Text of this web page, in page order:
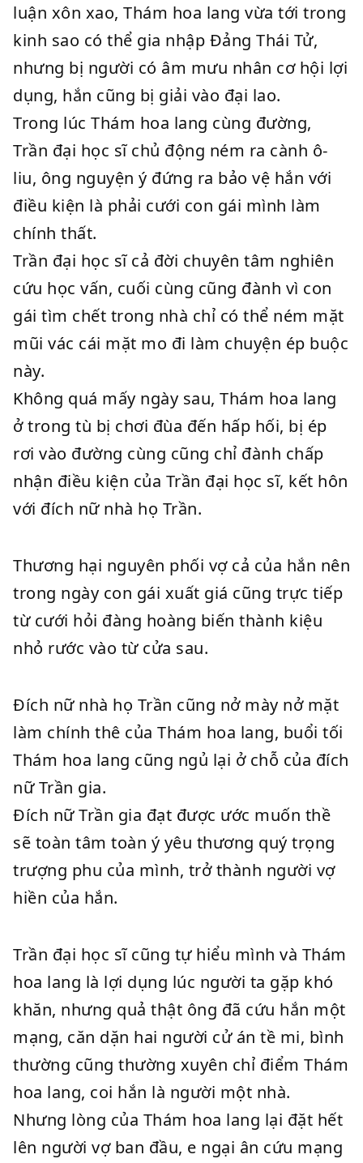
luận xôn xao, Thám hoa lang vừa tới trong
kinh sao có thể gia nhập Đảng Thái Tử,
nhưng bị người có âm mưu nhân cơ hội lợi
dụng, hắn cũng bị giải vào đại lao.
Trong lúc Thám hoa lang cùng đường,
Trần đại học sĩ chủ động ném ra cành ô-
liu, ông nguyện ý đứng ra bảo vệ hắn với
điều kiện là phải cưới con gái mình làm
chính thất.
Trần đại học sĩ cả đời chuyên tâm nghiên
cứu học vấn, cuối cùng cũng đành vì con
gái tìm chết trong nhà chỉ có thể ném mặt
mũi vác cái mặt mo đi làm chuyện ép buộc
này.
Không quá mấy ngày sau, Thám hoa lang
ở trong tù bị chơi đùa đến hấp hối, bị ép
rơi vào đường cùng cũng chỉ đành chấp
nhận điều kiện của Trần đại học sĩ, kết hôn
với đích nữ nhà họ Trần.
Thương hại nguyên phối vợ cả của hắn nên
trong ngày con gái xuất giá cũng trực tiếp
từ cưới hỏi đàng hoàng biến thành kiệu
nhỏ rước vào từ cửa sau.
Đích nữ nhà họ Trần cũng nở mày nở mặt
làm chính thê của Thám hoa lang, buổi tối
Thám hoa lang cũng ngủ lại ở chỗ của đích
nữ Trần gia.
Đích nữ Trần gia đạt được ước muốn thề
sẽ toàn tâm toàn ý yêu thương quý trọng
trượng phu của mình, trở thành người vợ
hiền của hắn.
Trần đại học sĩ cũng tự hiểu mình và Thám
hoa lang là lợi dụng lúc người ta gặp khó
khăn, nhưng quả thật ông đã cứu hắn một
mạng, căn dặn hai người cử án tề mi, bình
thường cũng thường xuyên chỉ điểm Thám
hoa lang, coi hắn là người một nhà.
Nhưng lòng của Thám hoa lang lại đặt hết
lên người vợ ban đầu, e ngại ân cứu mạng